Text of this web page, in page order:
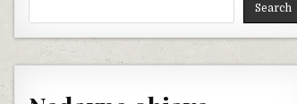
Search